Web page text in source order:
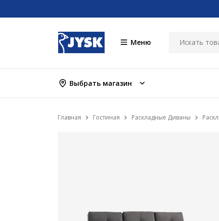
Меню
Выбрать магазин
Главная Гостиная Раскладные Диваны